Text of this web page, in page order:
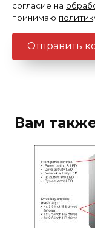
согласие на
принимаю
Вам